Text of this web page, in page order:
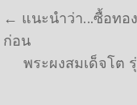
แนะแนวเรื่อง
← แนะนำว่า…ซื้อทอง
ก่อน
พระผงสมเด็จโต